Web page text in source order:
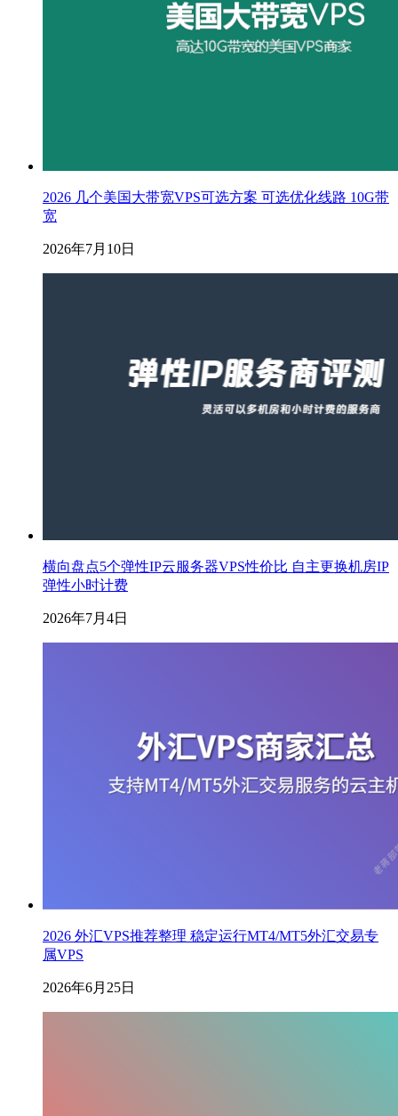
2026 几个美国大带宽VPS可选方案 可选优化线路 10G带
宽
2026年7月10日
横向盘点5个弹性IP云服务器VPS性价比 自主更换机房IP
弹性小时计费
2026年7月4日
2026 外汇VPS推荐整理 稳定运行MT4/MT5外汇交易专
属VPS
2026年6月25日